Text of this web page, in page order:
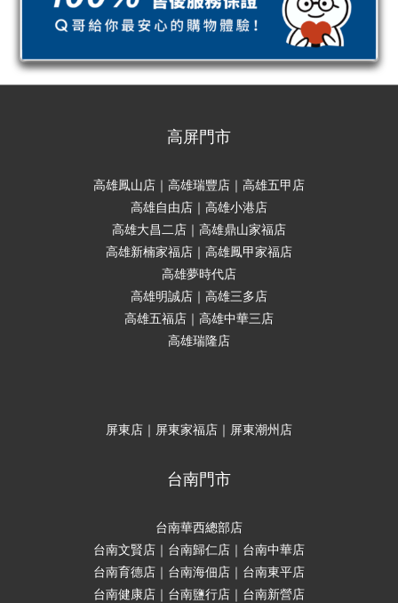
高屏門市
高雄鳳山店｜高雄瑞豐店｜高雄五甲店
高雄自由店｜高雄小港店
高雄大昌二店｜高雄鼎山家福店
高雄新楠家福店｜高雄鳳甲家福店
高雄夢時代店
高雄明誠店｜高雄三多店
高雄五福店｜高雄中華三店
高雄瑞隆店
屏東店｜屏東家福店｜屏東潮州店
台南門市
台南華西總部店
台南文賢店｜台南歸仁店｜台南中華店
台南育德店｜台南海佃店｜台南東平店
台南健康店｜台南鹽行店｜台南新營店